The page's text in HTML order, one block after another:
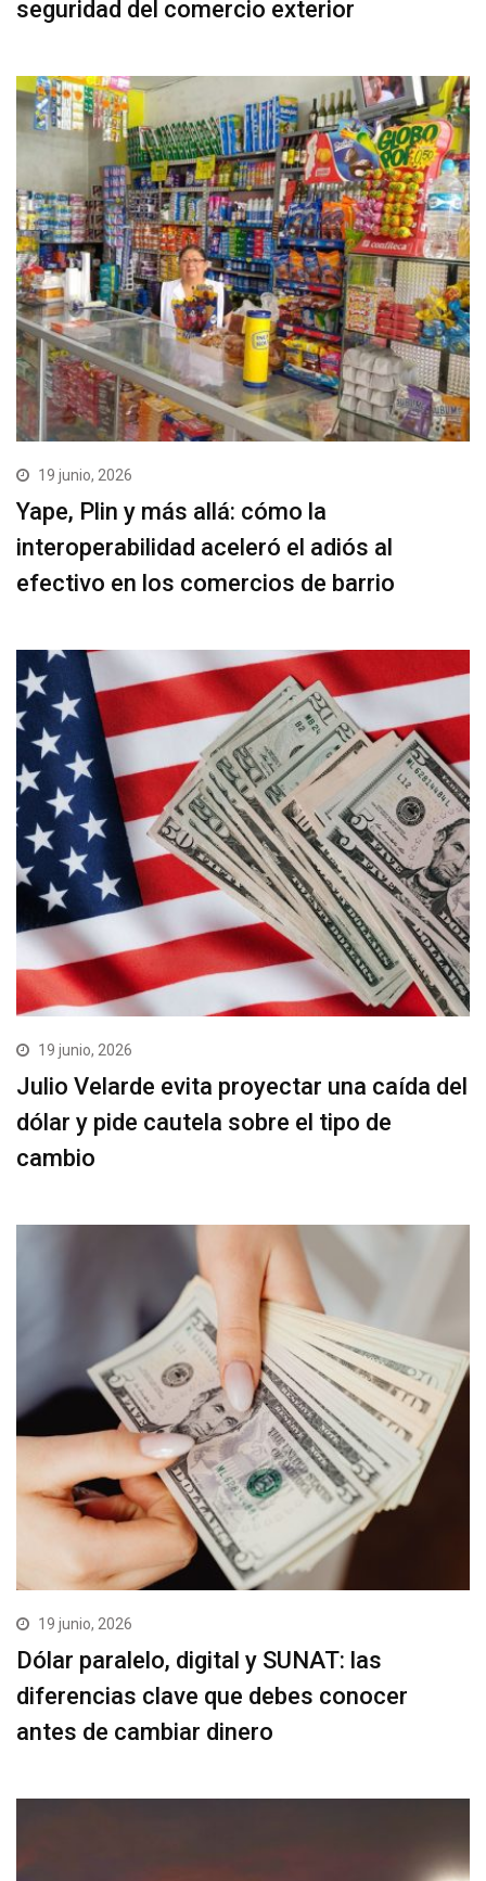
seguridad del comercio exterior
19 junio, 2026
Yape, Plin y más allá: cómo la
interoperabilidad aceleró el adiós al
efectivo en los comercios de barrio
19 junio, 2026
Julio Velarde evita proyectar una caída del
dólar y pide cautela sobre el tipo de
cambio
19 junio, 2026
Dólar paralelo, digital y SUNAT: las
diferencias clave que debes conocer
antes de cambiar dinero